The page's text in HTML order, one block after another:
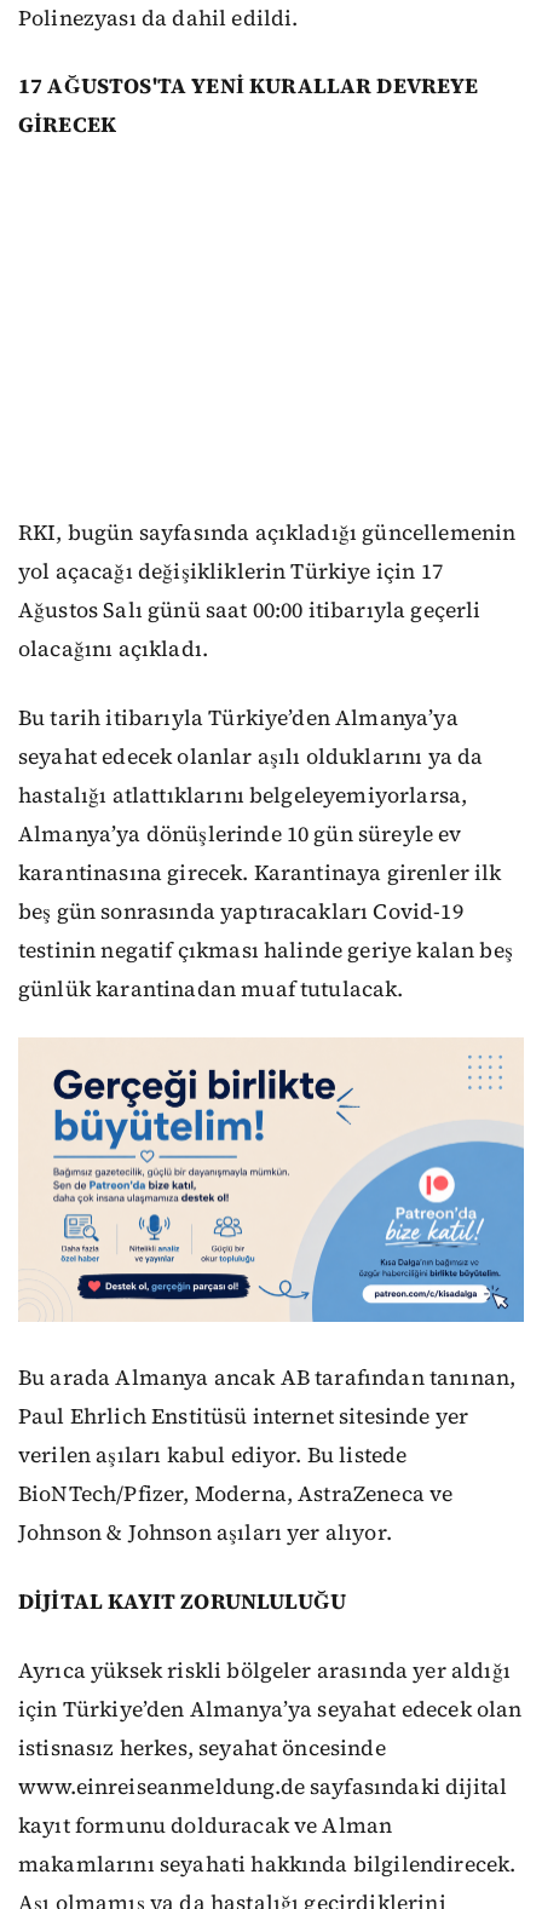
Polinezyası da dahil edildi.
17 AĞUSTOS'TA YENİ KURALLAR DEVREYE
GİRECEK
RKI, bugün sayfasında açıkladığı güncellemenin
yol açacağı değişikliklerin Türkiye için 17
Ağustos Salı günü saat 00:00 itibarıyla geçerli
olacağını açıkladı.
Bu tarih itibarıyla Türkiye’den Almanya’ya
seyahat edecek olanlar aşılı olduklarını ya da
hastalığı atlattıklarını belgeleyemiyorlarsa,
Almanya’ya dönüşlerinde 10 gün süreyle ev
karantinasına girecek. Karantinaya girenler ilk
beş gün sonrasında yaptıracakları Covid-19
testinin negatif çıkması halinde geriye kalan beş
günlük karantinadan muaf tutulacak.
Bu arada Almanya ancak AB tarafından tanınan,
Paul Ehrlich Enstitüsü internet sitesinde yer
verilen aşıları kabul ediyor. Bu listede
BioNTech/Pfizer, Moderna, AstraZeneca ve
Johnson & Johnson aşıları yer alıyor.
DİJİTAL KAYIT ZORUNLULUĞU
Ayrıca yüksek riskli bölgeler arasında yer aldığı
için Türkiye’den Almanya’ya seyahat edecek olan
istisnasız herkes, seyahat öncesinde
www.einreiseanmeldung.de sayfasındaki dijital
kayıt formunu dolduracak ve Alman
makamlarını seyahati hakkında bilgilendirecek.
Aşı olmamış ya da hastalığı geçirdiklerini